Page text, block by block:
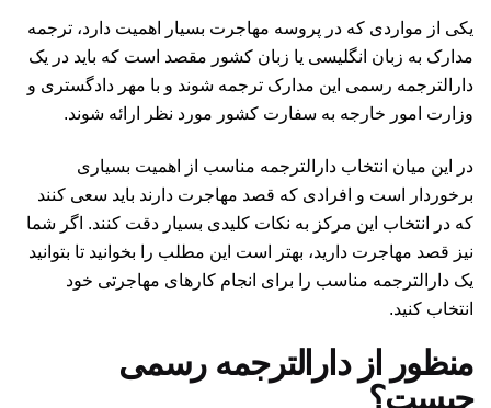
یکی از مواردی که در پروسه مهاجرت بسیار اهمیت دارد، ترجمه
مدارک به زبان انگلیسی یا زبان کشور مقصد است که باید در یک
دارالترجمه رسمی این مدارک ترجمه شوند و با مهر دادگستری و
وزارت امور خارجه به سفارت کشور مورد نظر ارائه شوند.
در این میان انتخاب دارالترجمه مناسب از اهمیت بسیاری
برخوردار است و افرادی که قصد مهاجرت دارند باید سعی کنند
که در انتخاب این مرکز به نکات کلیدی بسیار دقت کنند. اگر شما
نیز قصد مهاجرت دارید، بهتر است این مطلب را بخوانید تا بتوانید
یک دارالترجمه مناسب را برای انجام کارهای مهاجرتی خود
انتخاب کنید.
منظور از دارالترجمه رسمی
چیست؟